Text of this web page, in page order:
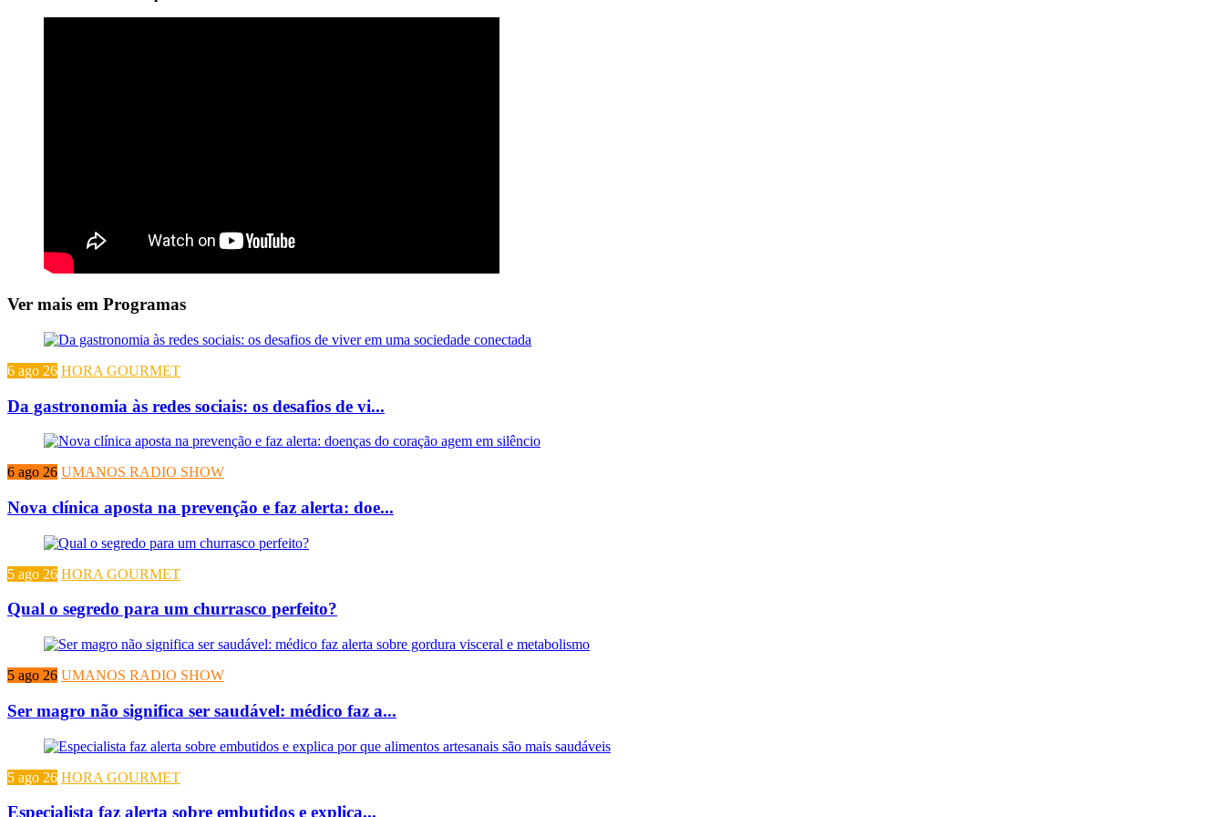
Ver mais em Programas
6 ago 26 HORA GOURMET
Da gastronomia às redes sociais: os desafios de vi...
6 ago 26 UMANOS RADIO SHOW
Nova clínica aposta na prevenção e faz alerta: doe...
5 ago 26 HORA GOURMET
Qual o segredo para um churrasco perfeito?
5 ago 26 UMANOS RADIO SHOW
Ser magro não significa ser saudável: médico faz a...
5 ago 26 HORA GOURMET
Especialista faz alerta sobre embutidos e explica...